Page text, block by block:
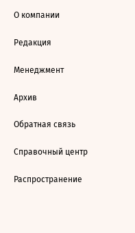
О компании
Редакция
Менеджмент
Архив
Обратная связь
Справочный центр
Распространение